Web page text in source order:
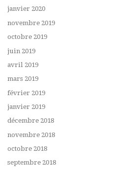
janvier 2020
novembre 2019
octobre 2019
juin 2019
avril 2019
mars 2019
février 2019
janvier 2019
décembre 2018
novembre 2018
octobre 2018
septembre 2018